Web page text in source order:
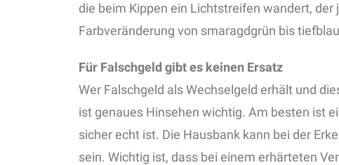
die beim Kippen ein Lichtstreifen wandert, der
Farbveränderung von smaragdgrün bis
Für Falschgeld gibt es keinen Ersatz
Wer Falschgeld als Wechselgeld erhält und
ist genaues Hinsehen wichtig. Am besten ist
sicher echt ist. Die Hausbank kann bei der
sein. Wichtig ist, dass bei einem erhärteten